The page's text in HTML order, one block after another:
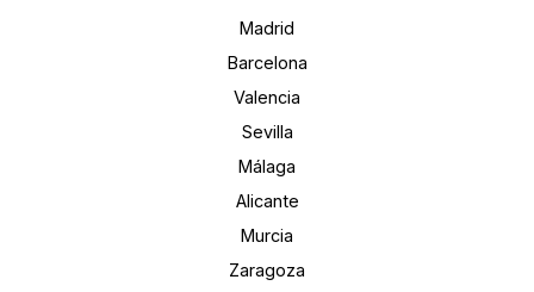
Madrid
Barcelona
Valencia
Sevilla
Málaga
Alicante
Murcia
Zaragoza